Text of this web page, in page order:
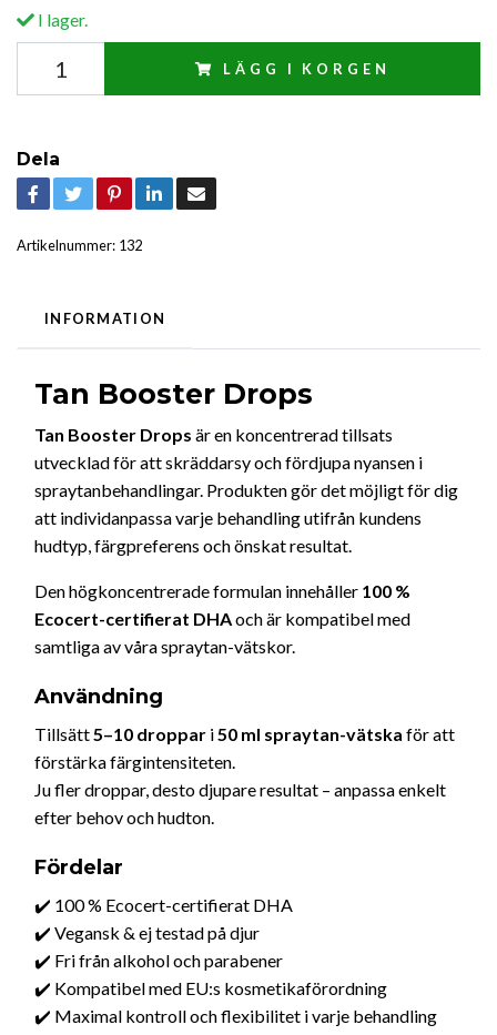
I lager.
LÄGG I KORGEN
Dela
Artikelnummer: 132
INFORMATION
Tan Booster Drops
Tan Booster Drops är en koncentrerad tillsats
utvecklad för att skräddarsy och fördjupa nyansen i
spraytanbehandlingar. Produkten gör det möjligt för dig
att individanpassa varje behandling utifrån kundens
hudtyp, färgpreferens och önskat resultat.
Den högkoncentrerade formulan innehåller 100 %
Ecocert-certifierat DHAoch är kompatibel med
samtliga av våra spraytan-vätskor.
Användning
Tillsätt5–10 droppar i50 ml spraytan-vätska för att
förstärka färgintensiteten.
Ju fler droppar, desto djupare resultat – anpassa enkelt
efter behov och hudton.
Fördelar
✔️ 100 % Ecocert-certifierat DHA
✔️ Vegansk & ej testad på djur
✔️ Fri från alkohol och parabener
✔️ Kompatibel med EU:s kosmetikaförordning
✔️ Maximal kontroll och flexibilitet i varje behandling